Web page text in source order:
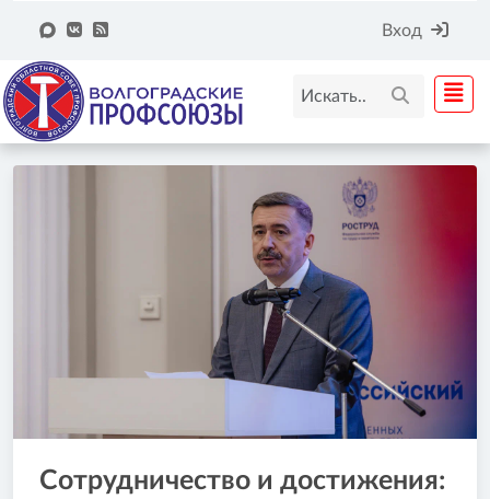
Вход
Сотрудничество и достижения: